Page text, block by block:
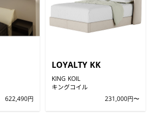
622,490円
LOYALTY KK
KING KOIL
キングコイル
231,000円〜